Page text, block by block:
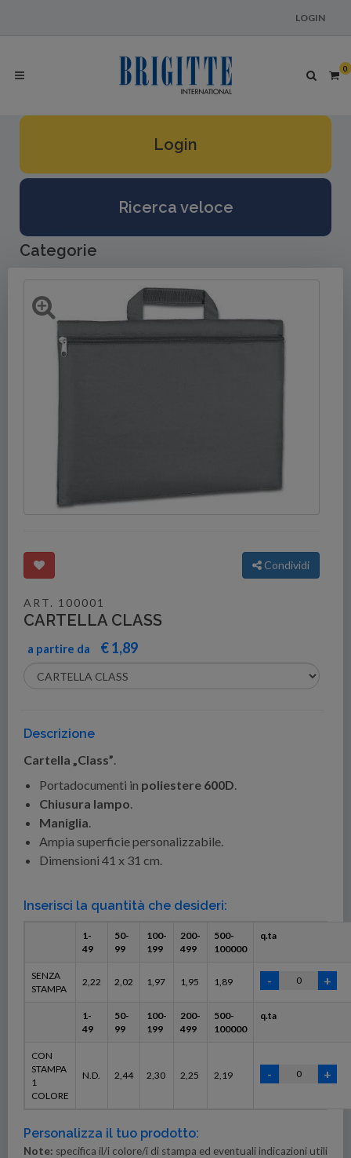
LOGIN
0
Login
Ricerca veloce
Categorie
Condividi
ART. 100001
CARTELLA CLASS
a partire da € 1,89
Descrizione
Cartella „Class”.
Portadocumenti in poliestere 600D.
Chiusura lampo.
Maniglia.
Ampia superficie personalizzabile.
Dimensioni 41 x 31 cm.
Inserisci la quantità che desideri:
1-
49
50-
99
100-
199
200-
499
500-
100000
q.ta
SENZA
STAMPA
2,22 2,02 1,97 1,95 1,89
1-
49
50-
99
100-
199
200-
499
500-
100000
q.ta
CON
STAMPA
1
COLORE
N.D. 2,44 2,30 2,25 2,19
Personalizza il tuo prodotto:
Note: specifica il/i colore/i di stampa ed eventuali indicazioni utili